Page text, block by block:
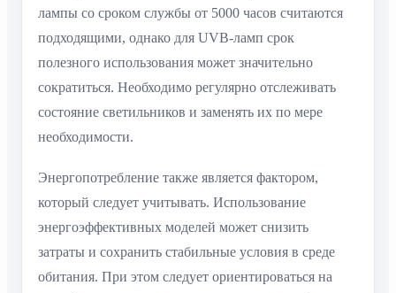
лампы со сроком службы от 5000 часов считаются
подходящими, однако для UVB-ламп срок
полезного использования может значительно
сократиться. Необходимо регулярно отслеживать
состояние светильников и заменять их по мере
необходимости.
Энергопотребление также является фактором,
который следует учитывать. Использование
энергоэффективных моделей может снизить
затраты и сохранить стабильные условия в среде
обитания. При этом следует ориентироваться на